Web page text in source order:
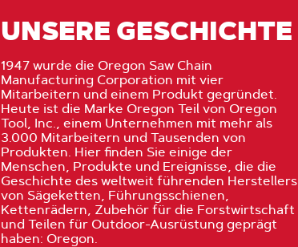
UNSERE GESCHICHTE
1947 wurde die Oregon Saw Chain
Manufacturing Corporation mit vier
Mitarbeitern und einem Produkt gegründet.
Heute ist die Marke Oregon Teil von Oregon
Tool, Inc., einem Unternehmen mit mehr als
3.000 Mitarbeitern und Tausenden von
Produkten. Hier finden Sie einige der
Menschen, Produkte und Ereignisse, die die
Geschichte des weltweit führenden Herstellers
von Sägeketten, Führungsschienen,
Kettenrädern, Zubehör für die Forstwirtschaft
und Teilen für Outdoor-Ausrüstung geprägt
haben: Oregon.